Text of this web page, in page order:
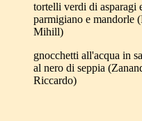
tortelli verdi di asparagi
parmigiano e mandorle
Mihill)
gnocchetti all'acqua in
al nero di seppia
Riccardo)